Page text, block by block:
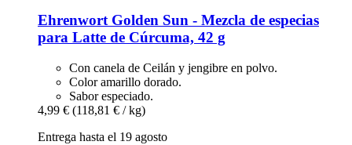
Ehrenwort Golden Sun -​ Mezcla de especias
para Latte de Cúrcuma, 42 g
Con canela de Ceilán y jengibre en polvo.
Color amarillo dorado.
Sabor especiado.
4,99 € (118,81 € / kg)
Entrega hasta el 19 agosto